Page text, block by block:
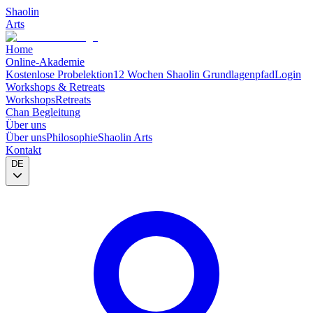
Shaolin
Arts
Home
Online-Akademie
Kostenlose Probelektion12 Wochen Shaolin GrundlagenpfadLogin
Workshops & Retreats
WorkshopsRetreats
Chan Begleitung
Über uns
Über unsPhilosophieShaolin Arts
Kontakt
DE